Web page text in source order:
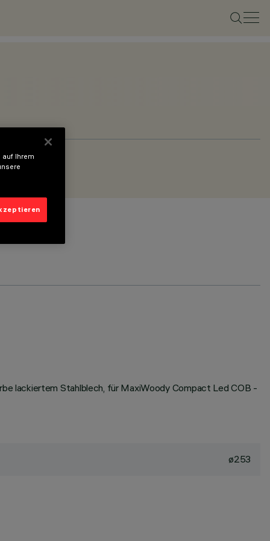
lackiertem Stahlblech, für MaxiWoody Compact Led COB -
ø253
auf Ihrem